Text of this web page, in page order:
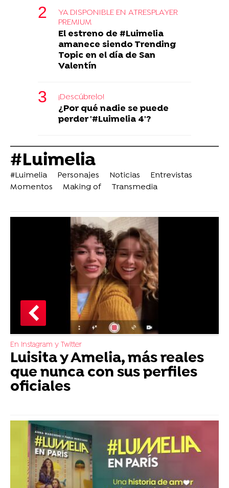
YA DISPONIBLE EN ATRESPLAYER
PREMIUM
El estreno de #Luimelia
amanece siendo Trending
Topic en el día de San
Valentín
¡Descúbrelo!
¿Por qué nadie se puede
perder '#Luimelia 4'?
#Luimelia
#Luimelia Personajes Noticias
Entrevistas
Momentos
Making of Transmedia
En Instagram y Twitter
Luisita y Amelia, más reales
que nunca con sus perfiles
oficiales